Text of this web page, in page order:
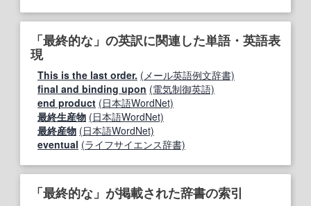
「最終的な」の英訳に関連した単語・英語表
現
This is the last order. (メール英語例文辞書)
final and binding upon (電気制御英語)
end product (日本語WordNet)
最終生産物 (日本語WordNet)
最終産物 (日本語WordNet)
eventual (ライフサイエンス辞書)
「最終的な」が掲載された辞書の索引